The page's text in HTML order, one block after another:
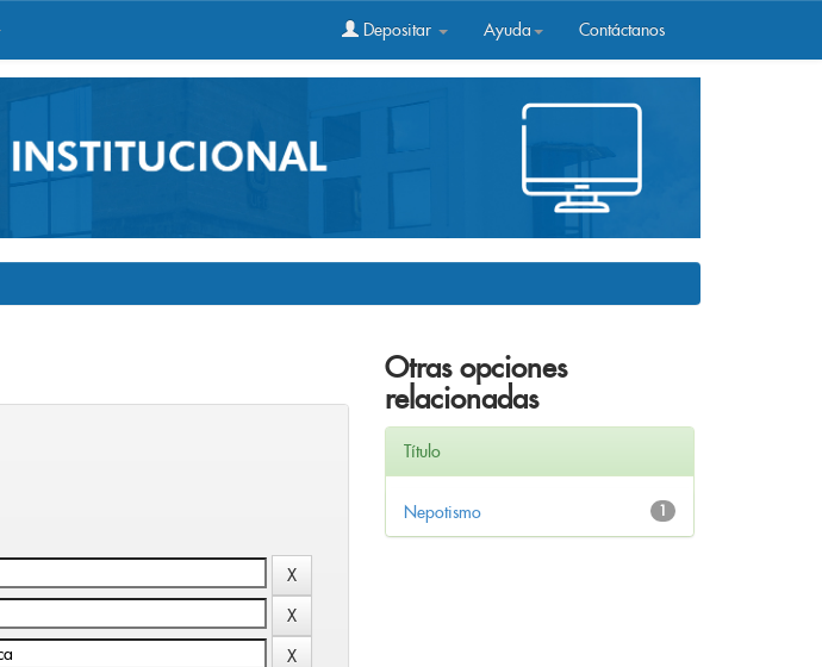
Depositar Ayuda Contáctanos
Otras opciones
relacionadas
Título
1
Nepotismo